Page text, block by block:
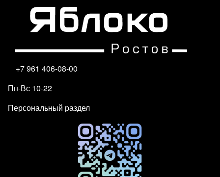
+7 961 406-08-00
Пн-Вс 10-22
Персональный раздел